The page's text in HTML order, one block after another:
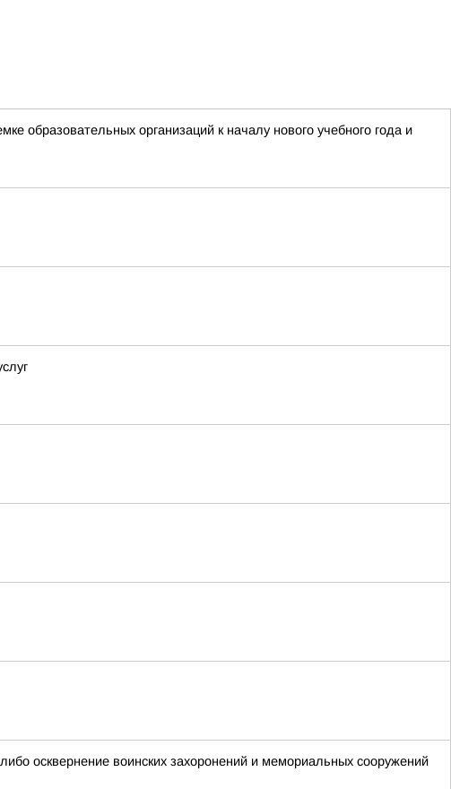
образовательных организаций к началу нового учебного года и
осквернение воинских захоронений и мемориальных сооружений